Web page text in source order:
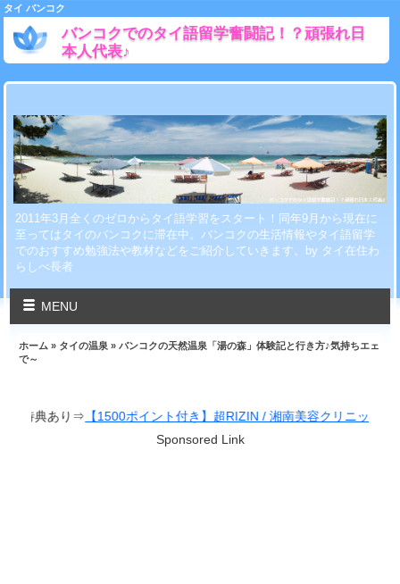
タイ バンコク
バンコクでのタイ語留学奮闘記！？頑張れ日
本人代表♪
2011年3月全くのゼロからタイ語学習をスタート！同年9月から現在に
至ってはタイのバンコクに滞在中。バンコクの生活情報やタイ語留学
でのおすすめ勉強法や教材などをご紹介していきます。by タイ在住わ
らしべ長者
MENU
ホーム » タイの温泉 » バンコクの天然温泉「湯の森」体験記と行き方♪気持ちエェ
で～
RIZIN / 湘南美容クリニック presents RIZIN.38
Sponsored Link